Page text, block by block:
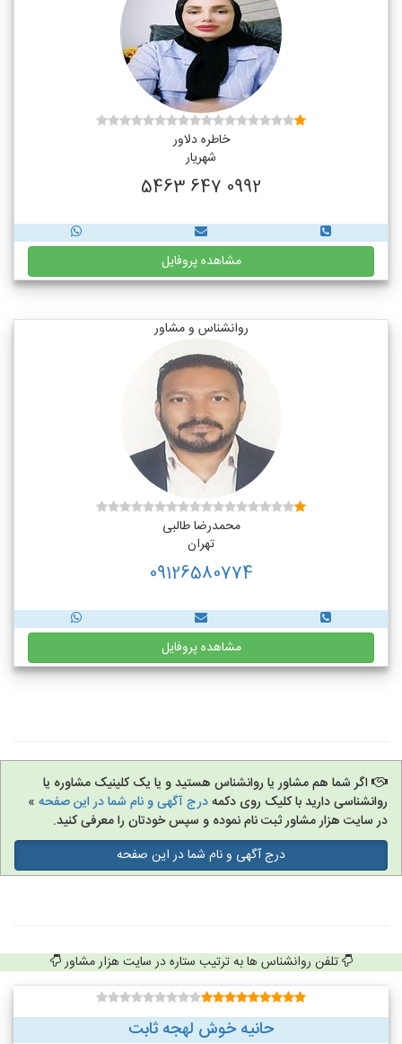
خاطره دلاور
شهریار
0992 647 5463
مشاهده پروفایل
روانشناس و مشاور
محمدرضا طالبی
تهران
09126580774
مشاهده پروفایل
اگر شما هم مشاور یا روانشناس هستید و یا یک کلینیک مشاوره یا
روانشناسی دارید با کلیک روی دکمهدرج آگهی و نام شما در این صفحه »
در سایت هزار مشاور ثبت نام نموده و سپس خودتان را معرفی کنید.
درج آگهی و نام شما در این صفحه
تلفن روانشناس ها به ترتیب ستاره در سایت هزار مشاور
حانیه خوش لهجه ثابت